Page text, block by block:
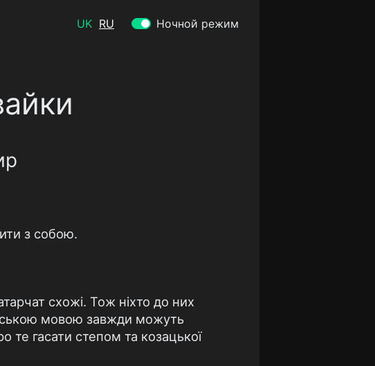
UK RU Ночной режим
з собою.
схожі. Тож ніхто до них
мовою завжди можуть
те гасати степом та козацької